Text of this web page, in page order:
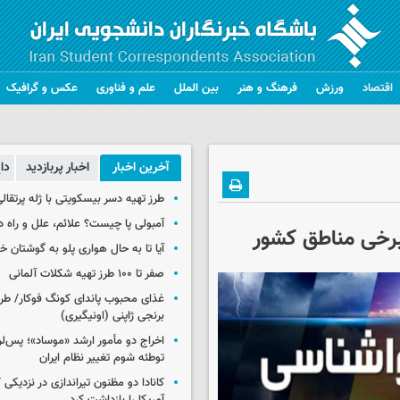
اقتصاد ورزش فرهنگ و هنر بین الملل علم و فناوری عکس و گرافیک
مناطق کشور
آخرین اخبار اخبار پربازدید
طرز تهیه دسر بیسکویتی با ژله
آمبولی پا چیست؟ علائم، علل و راه
آیا تا به حال هواری پلو به
صفر تا ۱۰۰ طرز تهیه شکلات آلمانی
غذای محبوب پاندای کونگ فوکار/
برنجی ژاپنی (اونیگیری)
اخراج دو مأمور ارشد «موساد»؛
توطئه شوم تغییر نظام ایران
کانادا دو مظنون تیراندازی در